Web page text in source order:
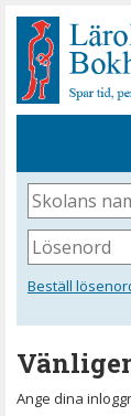
Gå
sidinnehåll
Skolans
namn
Lösenord
Beställ
Ange dina